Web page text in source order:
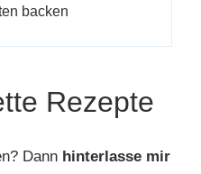
backen
Rezepte
Dann hinterlasse mir